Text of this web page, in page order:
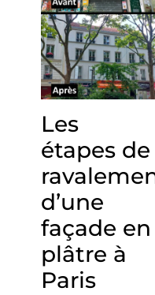
Les
étapes de
d’une
façade en
plâtre à
Paris